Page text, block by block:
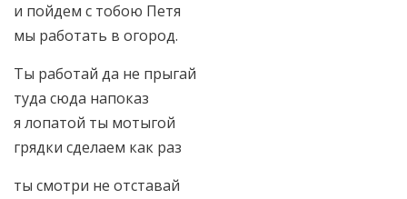
и пойдем с тобою Петя
мы работать в огород.
Ты работай да не прыгай
туда сюда напоказ
я лопатой ты мотыгой
грядки сделаем как раз
ты смотри не отставай